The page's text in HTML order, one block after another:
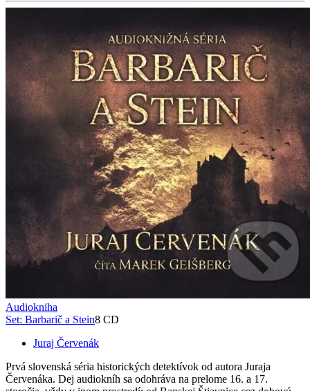
Audiokniha
Set: Barbarič a Stein8 CD
Juraj Červenák
Prvá slovenská séria historických detektívok od autora Juraja
Červenáka. Dej audiokníh sa odohráva na prelome 16. a 17.